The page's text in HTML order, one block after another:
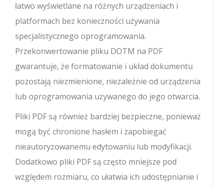
łatwo wyświetlane na różnych urządzeniach i
platformach bez konieczności używania
specjalistycznego oprogramowania.
Przekonwertowanie pliku DOTM na PDF
gwarantuje, że formatowanie i układ dokumentu
pozostają niezmienione, niezależnie od urządzenia
lub oprogramowania używanego do jego otwarcia.
Pliki PDF są również bardziej bezpieczne, ponieważ
mogą być chronione hasłem i zapobiegać
nieautoryzowanemu edytowaniu lub modyfikacji.
Dodatkowo pliki PDF są często mniejsze pod
względem rozmiaru, co ułatwia ich udostępnianie i